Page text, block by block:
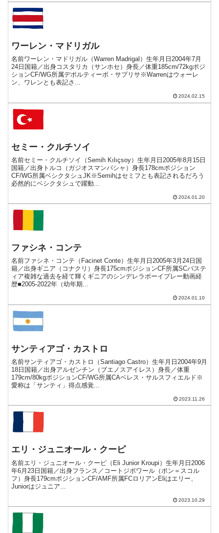
ワーレン・マドリガル
名前ワーレン・マドリガル（Warren Madrigal）生年月日2004年7月
24日国籍／出身コスタリカ（サンホセ）身長／体重185cm/72kgポジ
ションCF/WG所属デポルティーボ・サプリサ※Warrenはウォーレ
ン、ワレンとも表記さ...
2024.02.15
セミー・クルチソイ
名前セミー・クルチソイ（Semih Kılıçsoy）生年月日2005年8月15日
国籍／出身トルコ（ガジオスマンパシャ）身長178cmポジション
CF/WG所属ベシクタシュJK※Semihはセミフとも表記されるだろう
必然的にベシクタシュで躍動...
2024.01.20
ファシネ・コンテ
名前ファシネ・コンテ（Facinet Conte）生年月日2005年3月24日国
籍／出身ギニア（コナクリ）身長175cmポジションCF所属SCバステ
ィア複雑な過去を経て輝くギニアのシンデレラボーイプレー動画経
歴■2005-2022年（幼年期...
2024.01.10
サンティアゴ・カストロ
名前サンティアゴ・カストロ（Santiago Castro）生年月日2004年9月
18日国籍／出身アルゼンチン（ブエノスアイレス）身長／体重
179cm/80kgポジションCF/WG所属CAベレス・サルスフィエルド※
愛称は「サンティ」得点感覚...
2023.11.26
エリ・ジュニオール・クーピ
名前エリ・ジュニオール・クーピ（Eli Junior Kroupi）生年月日2006
年6月23日国籍／出身フランス／コートジボワール（ポン＝スコル
フ）身長179cmポジションCF/AMF所属FCロリアンEliはエリー、
Juniorはジュニア...
2023.10.29